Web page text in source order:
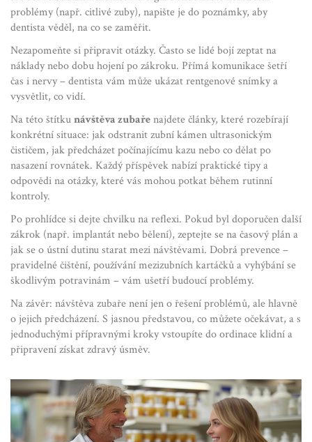
problémy (např. citlivé zuby), napište je do poznámky, aby
dentista věděl, na co se zaměřit.
Nezapomeňte si připravit otázky. Často se lidé bojí zeptat na
náklady nebo dobu hojení po zákroku. Přímá komunikace šetří
čas i nervy – dentista vám může ukázat rentgenové snímky a
vysvětlit, co vidí.
Na této štítkunávštěva zubařenajdete články, které rozebírají
konkrétní situace: jak odstranit zubní kámen ultrasonickým
čističem, jak předcházet počínajícímu kazu nebo co dělat po
nasazení rovnátek. Každý příspěvek nabízí praktické tipy a
odpovědi na otázky, které vás mohou potkat během rutinní
kontroly.
Po prohlídce si dejte chvilku na reflexi. Pokud byl doporučen další
zákrok (např. implantát nebo bělení), zeptejte se na časový plán a
jak se o ústní dutinu starat mezi návštěvami. Dobrá prevence –
pravidelné čištění, používání mezizubních kartáčků a vyhýbání se
škodlivým potravinám – vám ušetří budoucí problémy.
Na závěr: návštěva zubaře není jen o řešení problémů, ale hlavně
o jejich předcházení. S jasnou představou, co můžete očekávat, a s
jednoduchými přípravnými kroky vstoupíte do ordinace klidní a
připravení získat zdravý úsměv.